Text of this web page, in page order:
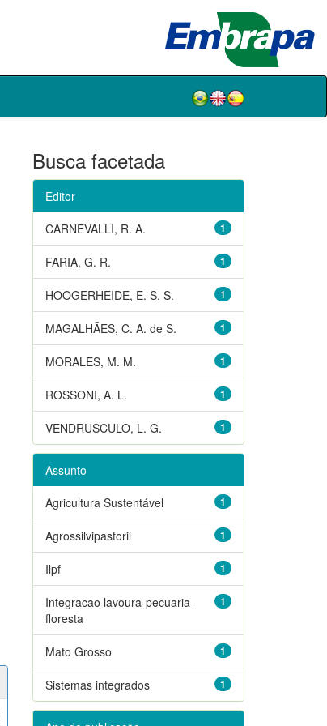
Busca facetada
Editor
1
CARNEVALLI, R. A.
1
FARIA, G. R.
1
HOOGERHEIDE, E. S. S.
1
MAGALHÃES, C. A. de S.
1
MORALES, M. M.
1
ROSSONI, A. L.
1
VENDRUSCULO, L. G.
Assunto
1
Agricultura Sustentável
1
Agrossilvipastoril
1
Ilpf
1
Integracao lavoura-pecuaria-
floresta
1
Mato Grosso
1
Sistemas integrados